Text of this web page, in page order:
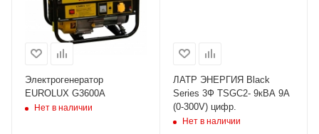
Электрогенератор
EUROLUX G3600A
Нет в наличии
ЛАТР ЭНЕРГИЯ Black
Series 3Ф TSGC2- 9кВА 9А
(0-300V) цифр.
Нет в наличии